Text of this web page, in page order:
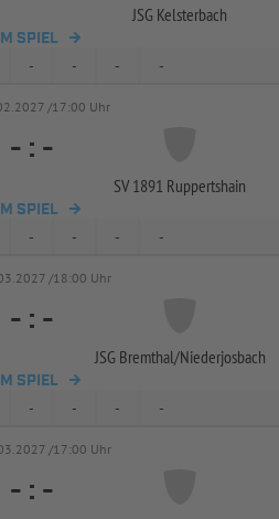
JSG Kelsterbach
SPIEL
- - - -
/17:00 Uhr
- : -
SV 1891 Ruppertshain
SPIEL
- - - -
/18:00 Uhr
- : -
JSG Bremthal/Niederjosbach
SPIEL
- - - -
/17:00 Uhr
- : -